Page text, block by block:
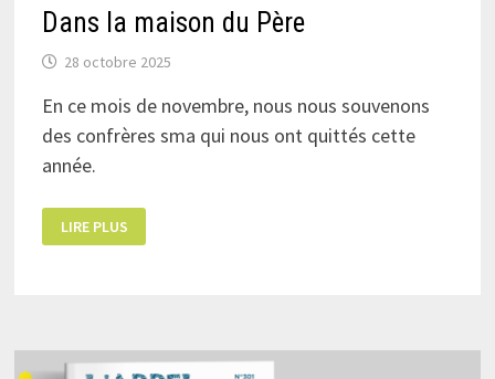
Dans la maison du Père
28 octobre 2025
En ce mois de novembre, nous nous souvenons
des confrères sma qui nous ont quittés cette
année.
LA
MAISON
LIRE PLUS